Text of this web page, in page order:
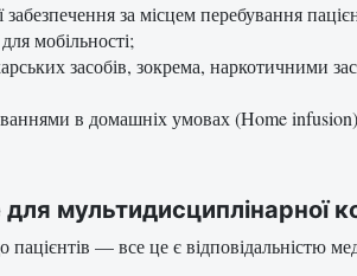
за місцем перебування
мобільності;
засобів, зокрема,
в домашніх умовах (Home
для мультидисциплінарної
— все це є відповідальністю